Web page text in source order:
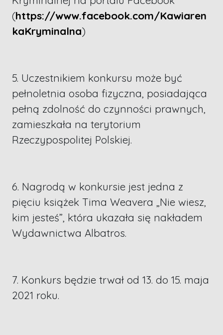
(https://www.facebook.com/Kawiaren
kaKryminalna)
5. Uczestnikiem konkursu może być
pełnoletnia osoba fizyczna, posiadająca
pełną zdolność do czynności prawnych,
zamieszkała na terytorium
Rzeczypospolitej Polskiej.
6. Nagrodą w konkursie jest jedna z
pięciu książek Tima Weavera „Nie wiesz,
kim jesteś”, która ukazała się nakładem
Wydawnictwa Albatros.
7. Konkurs będzie trwał od 13. do 15. maja
2021 roku.